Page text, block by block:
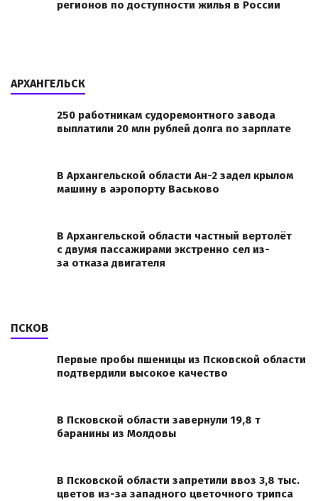
регионов по доступности жилья в России
АРХАНГЕЛЬСК
250 работникам судоремонтного завода
выплатили 20 млн рублей долга по зарплате
В Архангельской области Ан-2 задел крылом
машину в аэропорту Васьково
В Архангельской области частный вертолёт
с двумя пассажирами экстренно сел из-
за отказа двигателя
ПСКОВ
Первые пробы пшеницы из Псковской области
подтвердили высокое качество
В Псковской области завернули 19,8 т
баранины из Молдовы
В Псковской области запретили ввоз 3,8 тыс.
цветов из-за западного цветочного трипса